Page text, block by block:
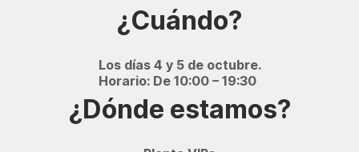
¿Cuándo?
Los días 4 y 5 de octubre.
Horario: De 10:00 – 19:30
¿Dónde estamos?